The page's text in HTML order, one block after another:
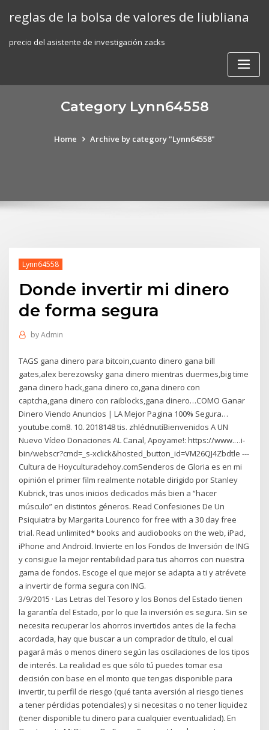
reglas de la bolsa de valores de liubliana
precio del asistente de investigación zacks
Category Lynn64558
Home Archive by category "Lynn64558"
Lynn64558
Donde invertir mi dinero
de forma segura
byAdmin
TAGS gana dinero para bitcoin,cuanto dinero gana bill
gates,alex berezowsky gana dinero mientras duermes,big time
gana dinero hack,gana dinero co,gana dinero con
captcha,gana dinero con raiblocks,gana dinero…COMO Ganar
Dinero Viendo Anuncios | LA Mejor Pagina 100% Segura…
youtube.com8. 10. 2018148 tis. zhlédnutíBienvenidos A UN
Nuevo Vídeo Donaciones AL Canal, Apoyame!: https://www.…i-
bin/webscr?cmd=_s-xclick&hosted_button_id=VM26QJ4Zbdtle ---
Cultura de Hoyculturadehoy.comSenderos de Gloria es en mi
opinión el primer film realmente notable dirigido por Stanley
Kubrick, tras unos inicios dedicados más bien a “hacer
músculo” en distintos géneros. Read Confesiones De Un
Psiquiatra by Margarita Lourenco for free with a 30 day free
trial. Read unlimited* books and audiobooks on the web, iPad,
iPhone and Android. Invierte en los Fondos de Inversión de ING
y consigue la mejor rentabilidad para tus ahorros con nuestra
gama de fondos. Escoge el que mejor se adapta a ti y atrévete
a invertir de forma segura con ING.
3/9/2015 · Las Letras del Tesoro y los Bonos del Estado tienen
la garantía del Estado, por lo que la inversión es segura. Sin se
necesita recuperar los ahorros invertidos antes de la fecha
acordada, hay que buscar a un comprador de título, el cual
pagará más o menos dinero según las oscilaciones de los tipos
de interés. La realidad es que sólo tú puedes tomar esa
decisión con base en el monto que tengas disponible para
invertir, tu perfil de riesgo (qué tanta aversión al riesgo tienes
a tener pérdidas potenciales) y si necesitas o no tener liquidez
(tener disponible tu dinero para cualquier eventualidad). En